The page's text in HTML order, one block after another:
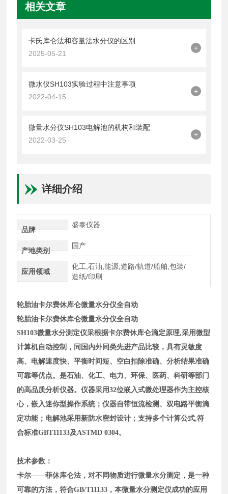
相关文章
卡氏库仑法和容量法水分仪的区别
2025-05-21
+
微水仪SH103实验过程中注意事项
2022-04-15
+
微量水分仪SH103电解池的机构和装配
2022-03-25
+
详细介绍
品牌
盛泰仪器
产地类别
国产
应用领域
化工,石油,能源,道路/轨道/船舶,包装/
造纸/印刷
轮胎油卡尔费休库仑微量水分仪全自动
轮胎油卡尔费休库仑微量水分仪全自动
SH103微量水分测定仪采根据卡尔费休库仑滴定原理,采用微型
计算机自动控制，同国内外同类先进产品比较，具有灵敏度
高、电解速度快、平衡时间短、空白扣除准确、分析结果准确
可靠等优点。是石油、化工、电力、环保、医药、科研等部门
的高品质分析仪器。仪器采用32位嵌入式微处理器作为主控核
心，嵌入迷你型操作系统；仪器自带恒流检测、双电路平衡滴
定功能；电解池采用新防水密封设计；支持多个计算公式,符
合标准GBT11133及ASTMD 0304。
技术参数：
卡尔——菲休库仑法，对不同物质进行微量水分测定，是一种
可靠的方法，符合GB/T11133 ，本微量水分测定仪成功的应用